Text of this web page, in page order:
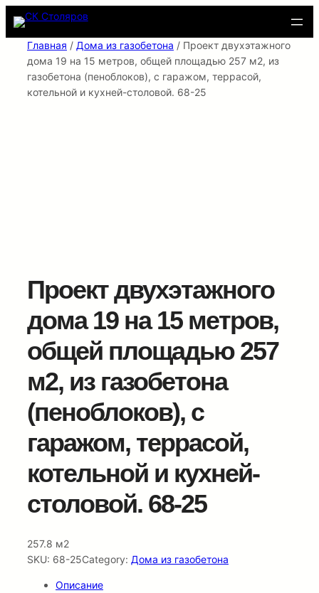
Перейти
содержимому
Главная / Дома из газобетона / Проект двухэтажного
дома 19 на 15 метров, общей площадью 257 м2, из
газобетона (пеноблоков), c гаражом, террасой,
котельной и кухней-столовой. 68-25
Проект двухэтажного
дома 19 на 15 метров,
общей площадью 257
м2, из газобетона
(пеноблоков), c
гаражом, террасой,
котельной и кухней-
столовой. 68-25
257.8 м2
SKU: 68-25Category: Дома из газобетона
Описание